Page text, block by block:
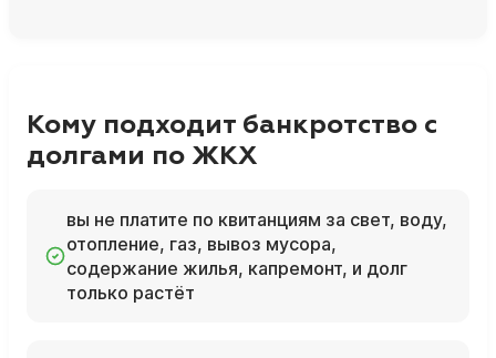
Кому подходит банкротство с
долгами по ЖКХ
вы не платите по квитанциям за свет, воду,
отопление, газ, вывоз мусора,
содержание жилья, капремонт, и долг
только растёт